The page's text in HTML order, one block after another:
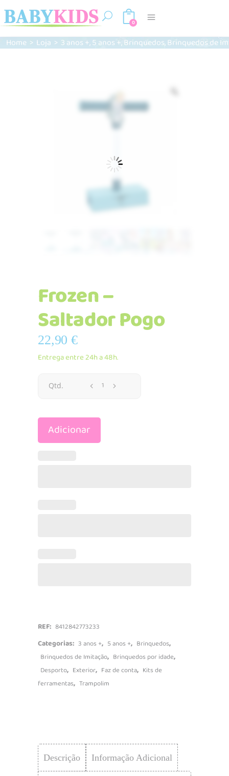
0
Home > Loja > 3 anos +,5 anos +,Brinquedos,Brinquedos de
Frozen –
Saltador Pogo
22,90€
Entrega entre 24h a 48h.
Frozen
Saltador
Qtd.
Adicionar
REF: 8412842773233
Categorias: 3 anos +, 5 anos +, Brinquedos,
Brinquedos de Imitação, Brinquedos por idade,
Desporto, Exterior, Faz de conta, Kits de
ferramentas, Trampolim
Descrição Informação Adicional